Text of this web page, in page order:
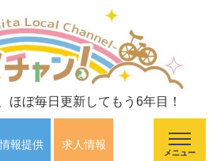
ほぼ毎日更新してもう6年目！
報提供 求人情報
メニュー